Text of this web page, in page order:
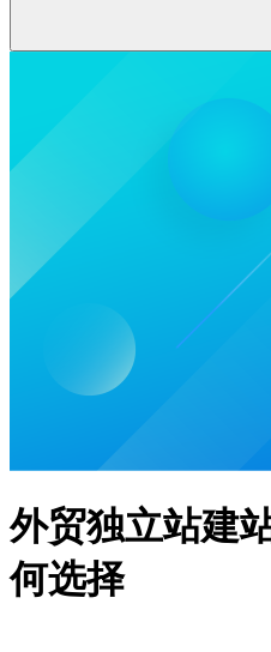
外贸独立站建
何选择